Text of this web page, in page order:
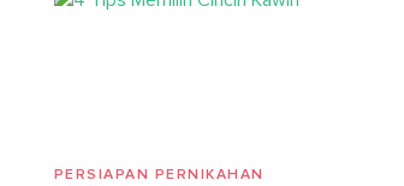
PERSIAPAN PERNIKAHAN